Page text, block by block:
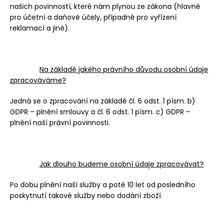
našich povinností, které nám plynou ze zákona (hlavně
pro účetní a daňové účely, případně pro vyřízení
reklamací a jiné).
Na základě jakého právního důvodu osobní údaje
zpracováváme?
Jedná se o zpracování na základě čl. 6 odst. 1 písm. b)
GDPR – plnění smlouvy a čl. 6 odst. 1 písm. c) GDPR –
plnění naší právní povinnosti.
Jak dlouho budeme osobní údaje zpracovávat?
Po dobu plnění naší služby a poté 10 let od posledního
poskytnutí takové služby nebo dodání zboží.